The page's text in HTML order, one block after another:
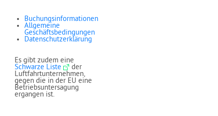
Buchungsinformationen
Allgemeine
Geschäftsbedingungen
Datenschutzerklärung
Es gibt zudem eine
Schwarze Liste
der
Luftfahrtunternehmen,
gegen die in der EU eine
Betriebsuntersagung
ergangen ist.